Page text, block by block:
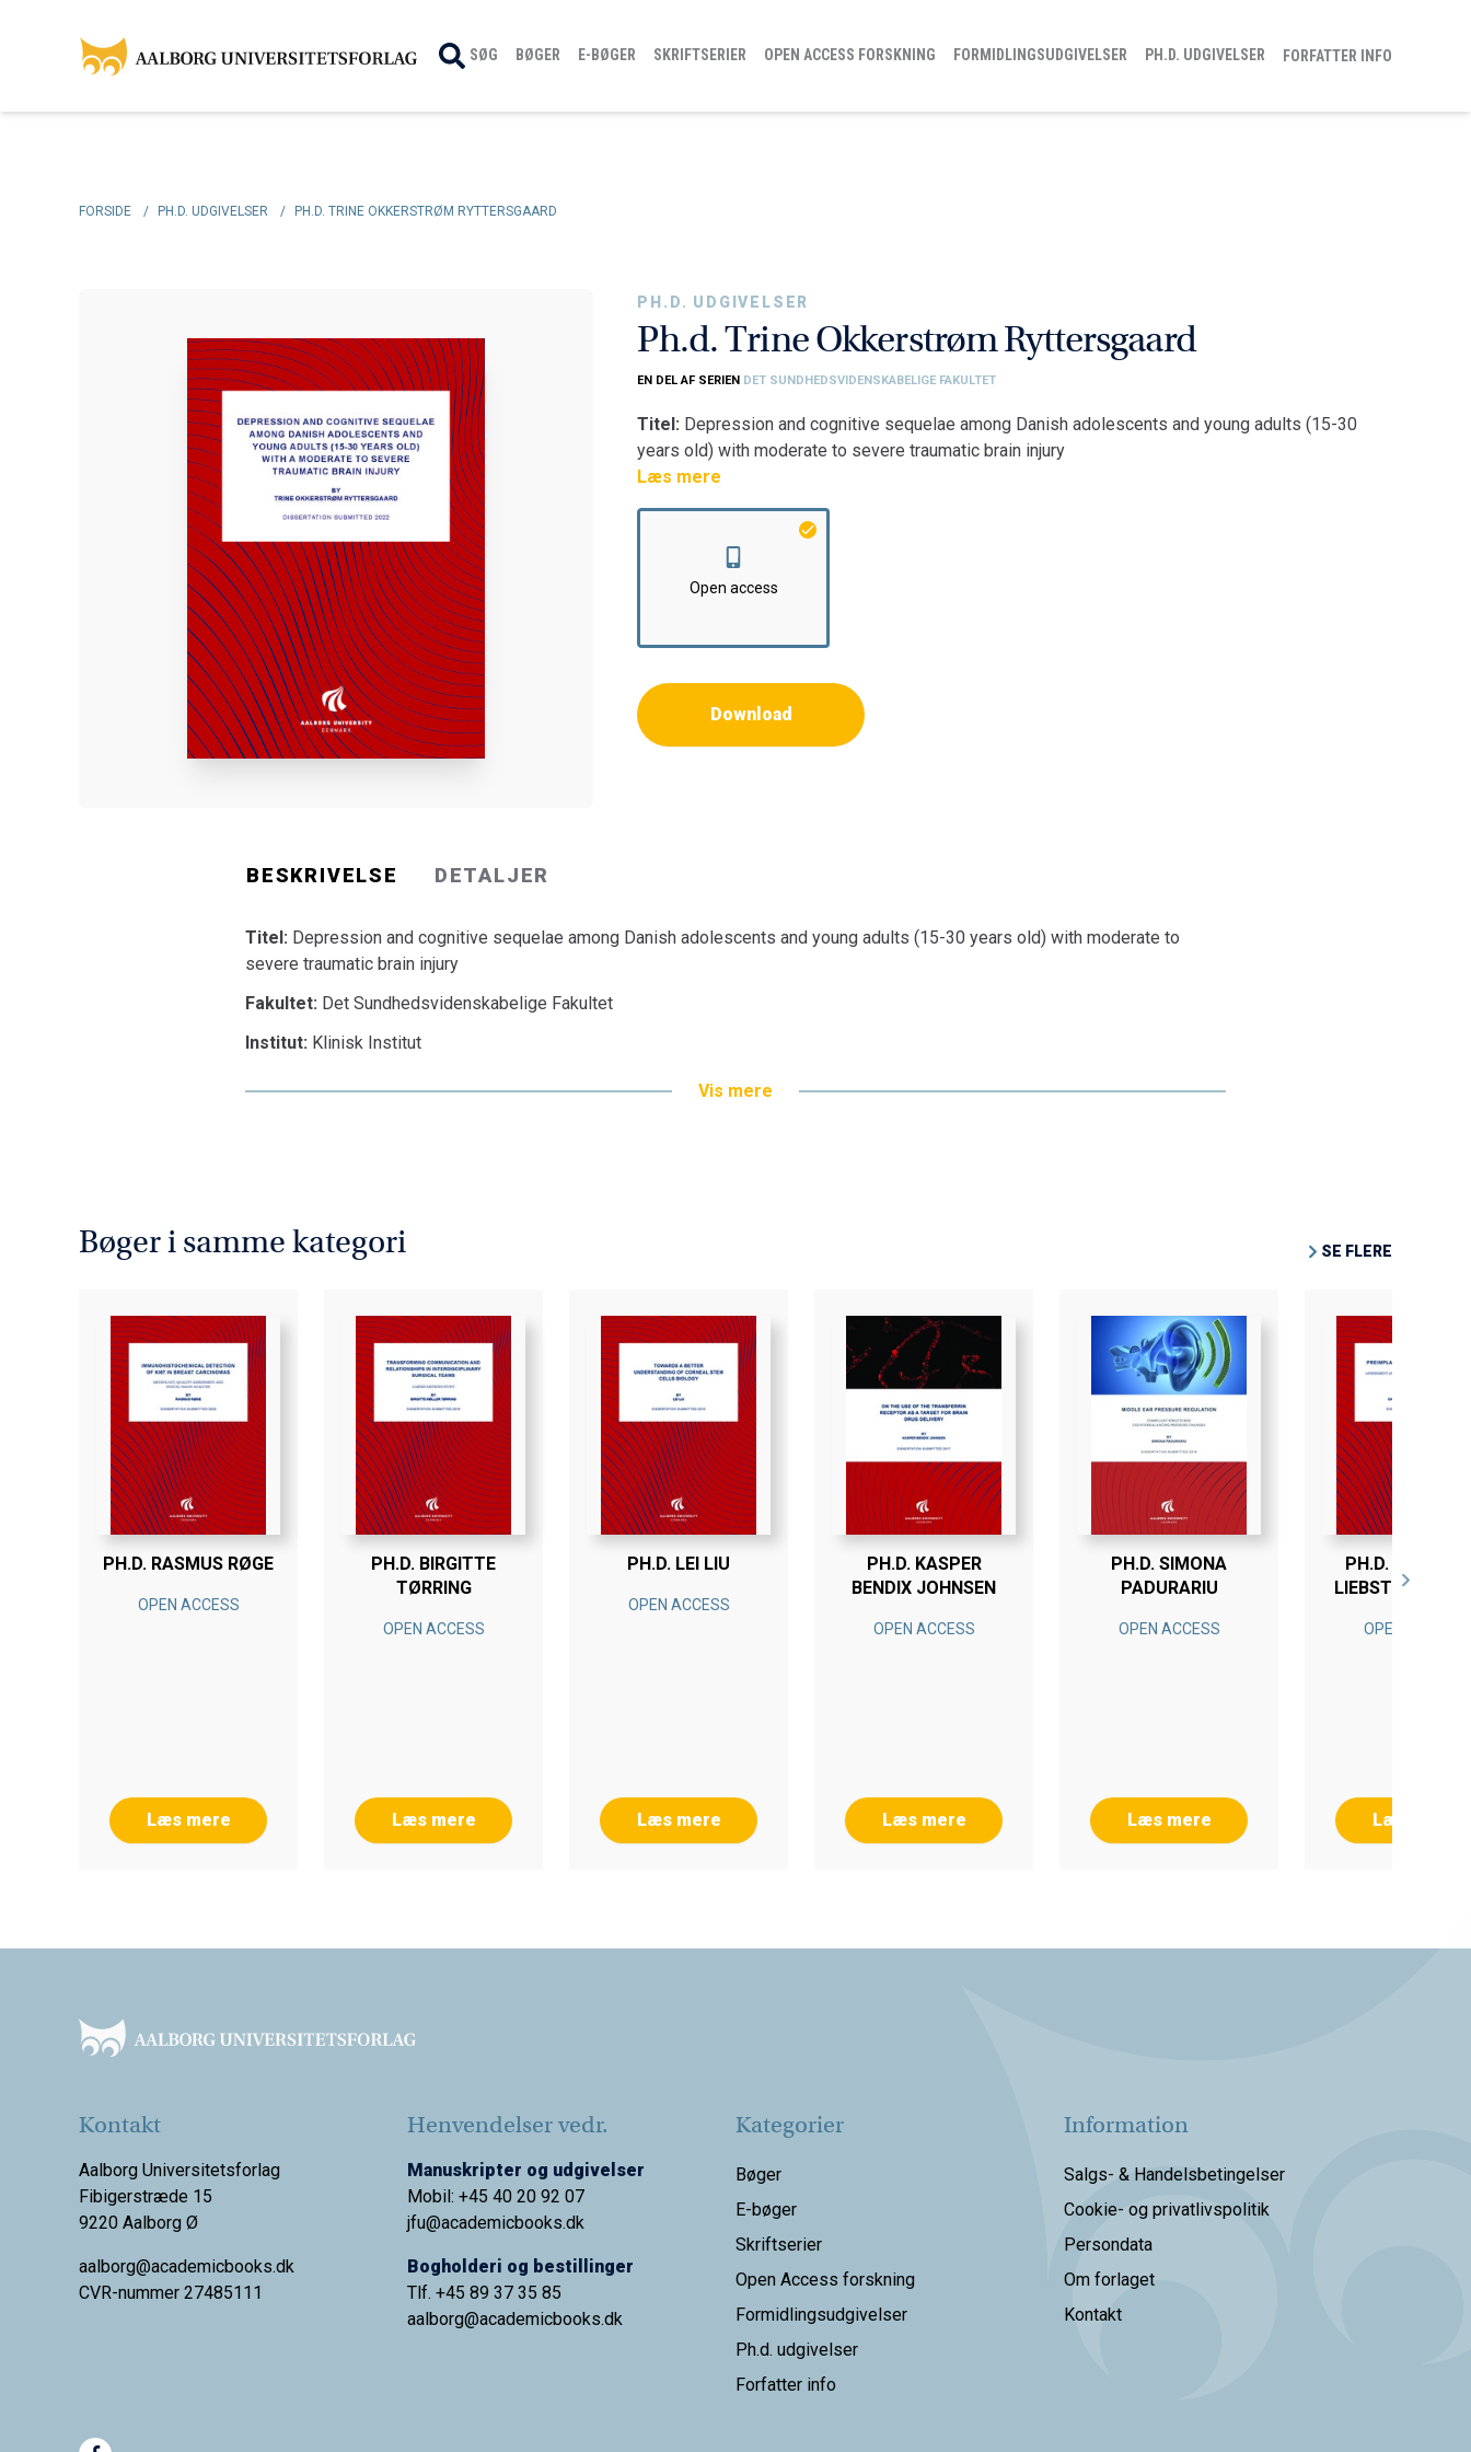
SØG BØGER E-BØGER SKRIFTSERIER OPEN ACCESS FORSKNING FORMIDLINGSUDGIVELSER PH.D. UDGIVELSER FORFATTER INFO
FORSIDE / PH.D. UDGIVELSER / PH.D. TRINE OKKERSTRØM RYTTERSGAARD
PH.D. UDGIVELSER
Ph.d. Trine Okkerstrøm Ryttersgaard
EN DEL AF SERIEN DET SUNDHEDSVIDENSKABELIGE FAKULTET
Titel: Depression and cognitive sequelae among Danish adolescents and young adults (15-30
years old) with moderate to severe traumatic brain injury
Fakultet:Det Sundhedsvidenskabelige Fakultet
Institut:Klinisk Institut
Læs mere
Open access
Download
BESKRIVELSE DETALJER
Titel: Depression and cognitive sequelae among Danish adolescents and young adults (15-30 years old) with moderate to
severe traumatic brain injury
Fakultet: Det Sundhedsvidenskabelige Fakultet
Institut: Klinisk Institut
Vis mere
Bøger i samme kategori SE FLERE
PH.D. RASMUS RØGE
OPEN ACCESS
Læs mere
PH.D. BIRGITTE
TØRRING
OPEN ACCESS
Læs mere
PH.D. LEI LIU
OPEN ACCESS
Læs mere
PH.D. KASPER
BENDIX JOHNSEN
OPEN ACCESS
Læs mere
PH.D. SIMONA
PADURARIU
OPEN ACCESS
Læs mere
PH.D.
LIEBST FRISK
OPEN ACCESS
Læs mere
Kontakt
Aalborg Universitetsforlag
Fibigerstræde 15
9220 Aalborg Ø
aalborg@academicbooks.dk
CVR-nummer 27485111
Henvendelser vedr.
Manuskripter og udgivelser
Mobil: +45 40 20 92 07
jfu@academicbooks.dk
Bogholderi og bestillinger
Tlf. +45 89 37 35 85
aalborg@academicbooks.dk
Kategorier
Bøger
E-bøger
Skriftserier
Open Access forskning
Formidlingsudgivelser
Ph.d. udgivelser
Forfatter info
Information
Salgs- & Handelsbetingelser
Cookie- og privatlivspolitik
Persondata
Om forlaget
Kontakt